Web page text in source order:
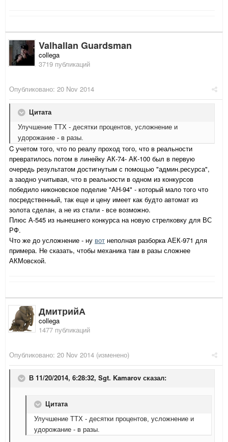
Valhallan Guardsman
collega
3719 публикаций
Опубликовано: 20 Nov 2014
Цитата
Улучшение ТТХ - десятки процентов, усложнение и
удорожание - в разы.
C учетом того, что по реалу проход того, что в реальности
превратилось потом в линейку АК-74- АК-100 был в первую
очередь результатом достигнутым с помощью "админ.ресурса",
а заодно учитывая, что в реальности в одном из конкурсов
победило никоновское поделие "АН-94" - который мало того что
посредственный, так еще и цену имеет как будто автомат из
золота сделан, а не из стали - все возможно.
Плюс А-545 из нынешнего конкурса на новую стрелковку для ВС
РФ.
Что же до усложнение - ну вот неполная разборка АЕК-971 для
примера. Не сказать, чтобы механика там в разы сложнее
АКМовской.
ДмитрийА
collega
1477 публикаций
Опубликовано: 20 Nov 2014 (изменено)
В 11/20/2014, 6:28:32, Sgt. Kamarov сказал:
Цитата
Улучшение ТТХ - десятки процентов, усложнение и
удорожание - в разы.